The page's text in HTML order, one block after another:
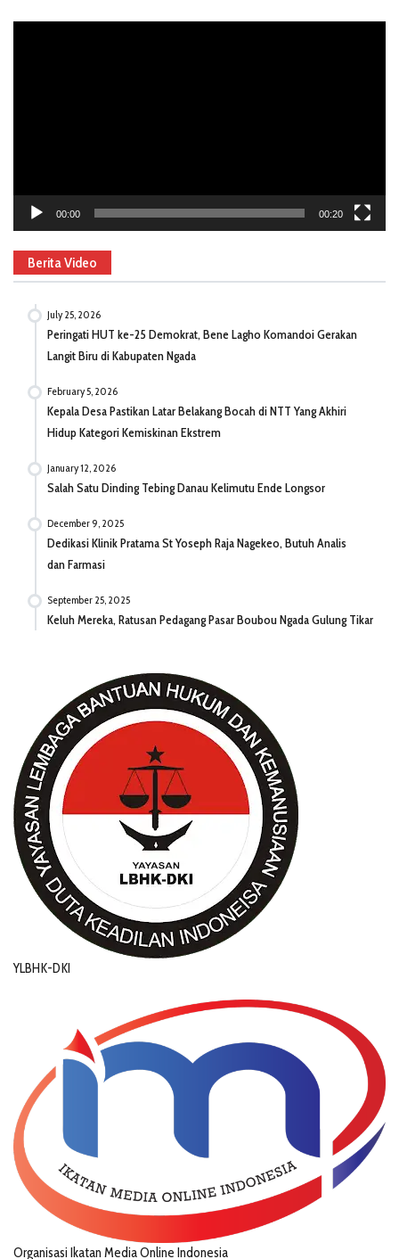
00:00 00:20
Berita Video
July 25, 2026
Peringati HUT ke-25 Demokrat, Bene Lagho Komandoi Gerakan
Langit Biru di Kabupaten Ngada
February 5, 2026
Kepala Desa Pastikan Latar Belakang Bocah di NTT Yang Akhiri
Hidup Kategori Kemiskinan Ekstrem
January 12, 2026
Salah Satu Dinding Tebing Danau Kelimutu Ende Longsor
December 9, 2025
Dedikasi Klinik Pratama St Yoseph Raja Nagekeo, Butuh Analis
dan Farmasi
September 25, 2025
Keluh Mereka, Ratusan Pedagang Pasar Boubou Ngada Gulung Tikar
YLBHK-DKI
Organisasi Ikatan Media Online Indonesia